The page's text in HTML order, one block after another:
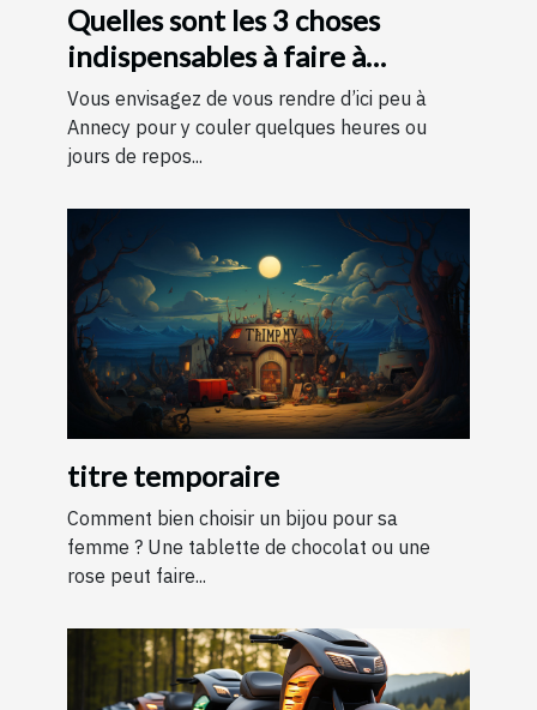
Quelles sont les 3 choses
indispensables à faire à
Annecy ?
Vous envisagez de vous rendre d’ici peu à
Annecy pour y couler quelques heures ou
jours de repos...
titre temporaire
Comment bien choisir un bijou pour sa
femme ? Une tablette de chocolat ou une
rose peut faire...